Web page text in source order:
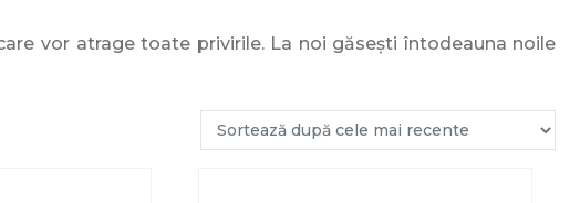
vor atrage toate privirile. La noi găsești întodeauna noile